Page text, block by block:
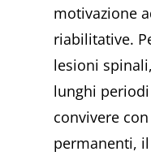
motivazione
riabilitative.
lesioni
lunghi
convivere
permanenti,